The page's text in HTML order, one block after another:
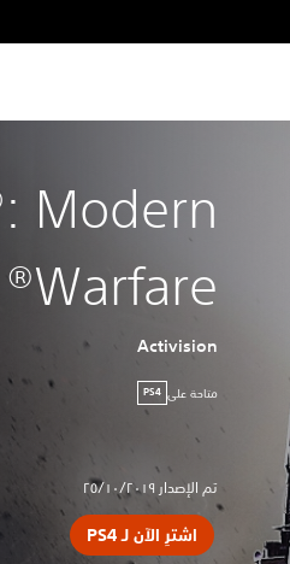
Modern
Warfare®
Activision
متاحة على PS4
تم الإصدار ٢٥/١٠/٢٠١٩
اشترِ الآن لـ PS4